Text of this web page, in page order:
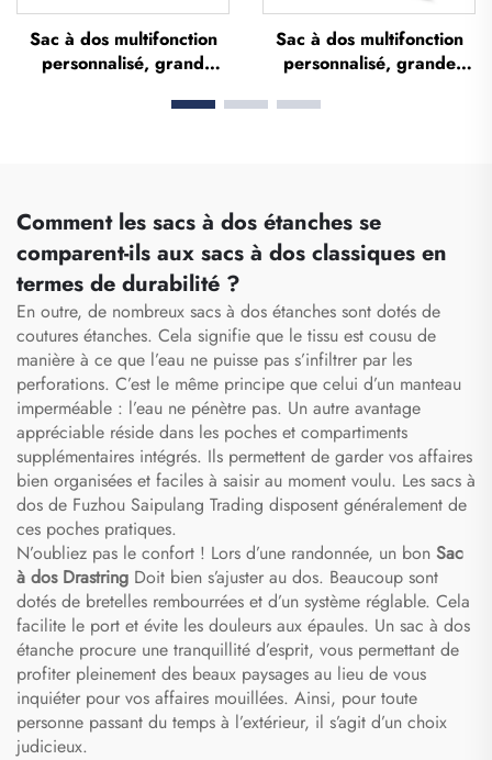
Sac à dos multifonction
personnalisé, grand
de salle de gym pour
de voyage type duffel,
sac fourre-tout
Sac à dos multifonction
personnalisé, grande
compartiment dédié aux
Comment les sacs à dos étanches se
comparent-ils aux sacs à dos classiques en
termes de durabilité ?
En outre, de nombreux sacs à dos étanches sont dotés de
coutures étanches. Cela signifie que le tissu est cousu de
manière à ce que l’eau ne puisse pas s’infiltrer par les
perforations. C’est le même principe que celui d’un manteau
imperméable : l’eau ne pénètre pas. Un autre avantage
appréciable réside dans les poches et compartiments
supplémentaires intégrés. Ils permettent de garder vos affaires
bien organisées et faciles à saisir au moment voulu. Les sacs à
dos de Fuzhou Saipulang Trading disposent généralement de
ces poches pratiques.
N’oubliez pas le confort ! Lors d’une randonnée, un bon Sac
à dos Drastring Doit bien s’ajuster au dos. Beaucoup sont
dotés de bretelles rembourrées et d’un système réglable. Cela
facilite le port et évite les douleurs aux épaules. Un sac à dos
étanche procure une tranquillité d’esprit, vous permettant de
profiter pleinement des beaux paysages au lieu de vous
inquiéter pour vos affaires mouillées. Ainsi, pour toute
personne passant du temps à l’extérieur, il s’agit d’un choix
judicieux.